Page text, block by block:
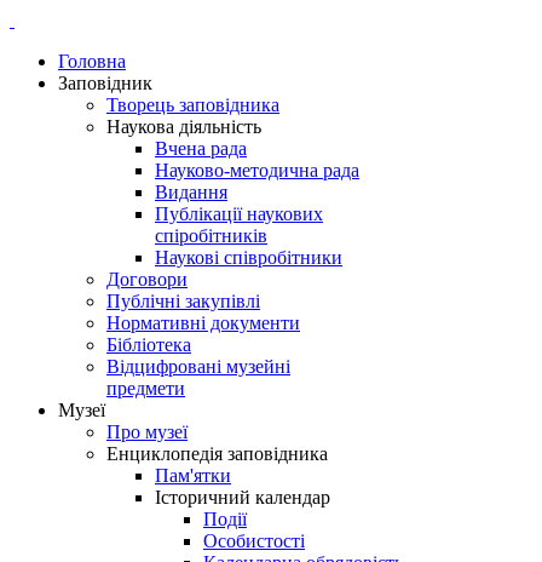
Головна
Заповідник
Творець заповідника
Наукова діяльність
Вчена рада
Науково-методична рада
Видання
Публікації наукових
спіробітників
Наукові співробітники
Договори
Публічні закупівлі
Нормативні документи
Бібліотека
Відцифровані музейні
предмети
Музеї
Про музеї
Енциклопедія заповідника
Пам'ятки
Історичний календар
Події
Особистості